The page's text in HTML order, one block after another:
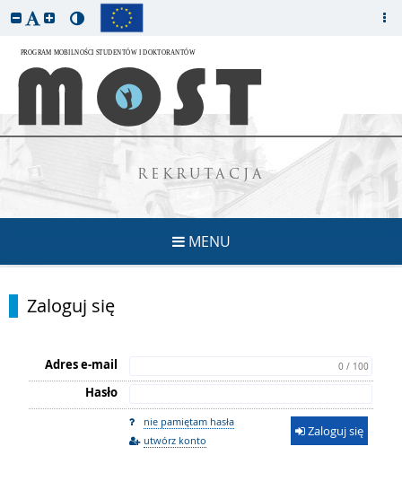
REKRUTACJA
MENU
Zaloguj się
Adres e-mail 0 / 100
Hasło
nie pamiętam hasła
utwórz konto
Zaloguj się